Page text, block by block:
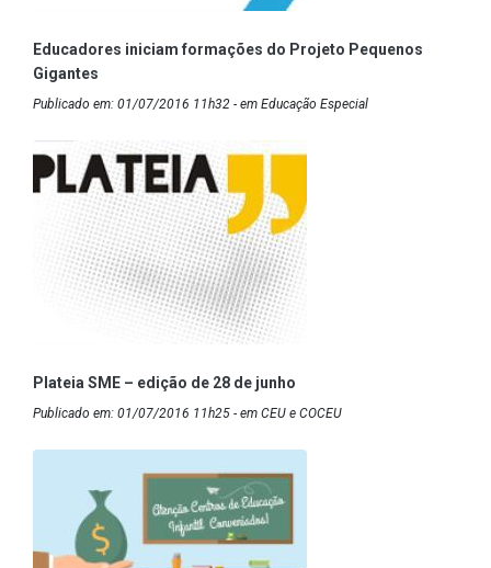
Educadores iniciam formações do Projeto Pequenos
Gigantes
Publicado em: 01/07/2016 11h32 - em Educação Especial
Plateia SME – edição de 28 de junho
Publicado em: 01/07/2016 11h25 - em CEU e COCEU